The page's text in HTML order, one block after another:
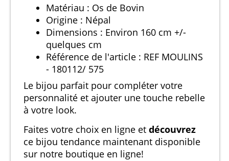
Matériau : Os de Bovin
Origine : Népal
Dimensions : Environ 160 cm +/-
quelques cm
Référence de l'article : REF MOULINS
- 180112/ 575
Le bijou parfait pour compléter votre
personnalité et ajouter une touche rebelle
à votre look.
Faites votre choix en ligne et découvrez
ce bijou tendance maintenant disponible
sur notre boutique en ligne!